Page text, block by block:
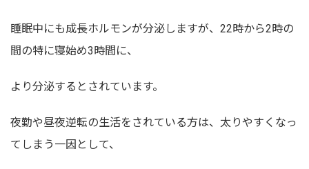
睡眠中にも成長ホルモンが分泌しますが、22時から2時の
間の特に寝始め3時間に、
より分泌するとされています。
夜勤や昼夜逆転の生活をされている方は、太りやすくなっ
てしまう一因として、